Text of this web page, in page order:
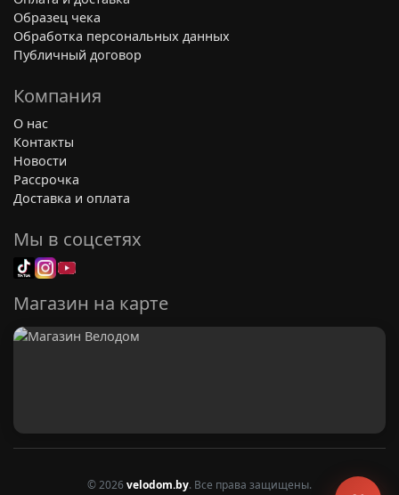
Образец чека
Обработка персональных данных
Публичный договор
Компания
О нас
Контакты
Новости
Рассрочка
Доставка и оплата
Мы в соцсетях
Магазин на карте
© 2026velodom.by. Все права защищены.